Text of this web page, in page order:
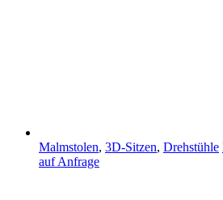
Malmstolen, 3D-Sitzen, Drehstühle
auf Anfrage